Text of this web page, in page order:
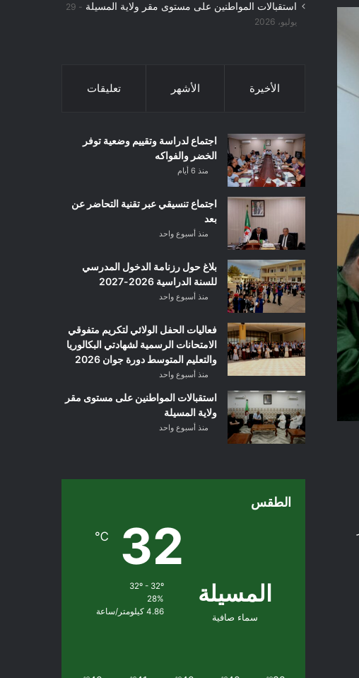
استقبالات المواطنين على مستوى مقر ولاية المسيلة
29
يوليو، 2026
الأخيرة الأشهر تعليقات
اجتماع لدراسة وتقييم وضعية توفر
الخضر والفواكه
منذ 6 أيام
اجتماع تنسيقي عبر تقنية التحاضر عن
بعد
منذ أسبوع واحد
بلاغ حول رزنامة الدخول المدرسي
للسنة الدراسية 2026-2027
منذ أسبوع واحد
فعاليات الحفل الولائي لتكريم متفوقي
الامتحانات الرسمية لشهادتي البكالوريا
والتعليم المتوسط دورة جوان 2026
منذ أسبوع واحد
استقبالات المواطنين على مستوى مقر
ولاية المسيلة
منذ أسبوع واحد
الطقس
المسيلة
سماء صافية
32
℃
32º - 32º
28%
4.86 كيلومتر/ساعة